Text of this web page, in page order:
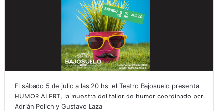
El sábado 5 de julio a las 20 hs, el Teatro Bajosuelo presenta
HUMOR ALERT, la muestra del taller de humor coordinado por
Adrián Polich y Gustavo Laza